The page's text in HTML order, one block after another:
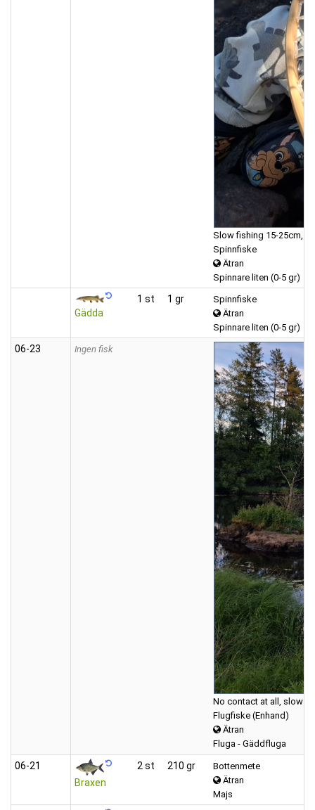
Slow fishing 15-25cm,
Spinnfiske
Ätran
Spinnare liten (0-5 gr)
Gädda
1 st 1 gr
Spinnfiske
Ätran
Spinnare liten (0-5 gr)
06‑23 Ingen fisk
No contact at all, slow
Flugfiske (Enhand)
Ätran
Fluga - Gäddfluga
06‑21
Braxen
2 st 210 gr
Bottenmete
Ätran
Majs